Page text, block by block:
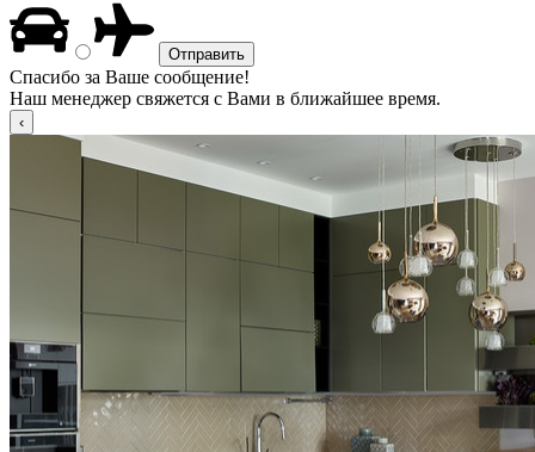
Спасибо за Ваше сообщение!
Наш менеджер свяжется с Вами в ближайшее время.